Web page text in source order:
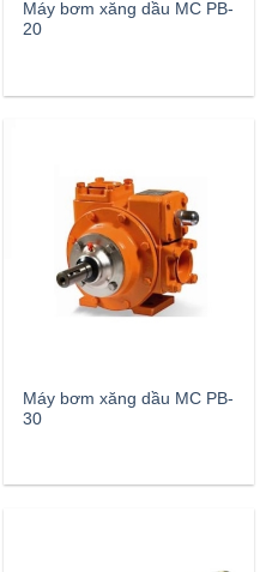
Máy bơm xăng dầu MC PB-
20
Máy bơm xăng dầu MC PB-
30